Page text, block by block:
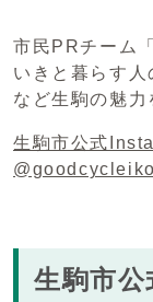
市民PRチーム
いきと暮らす
など生駒の魅力
生駒市公式
生駒市